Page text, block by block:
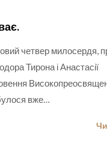
четвер милосердя,
Тирона і Анастасії
вже…